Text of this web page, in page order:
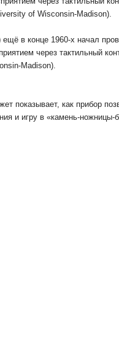
в конце 1960-х начал
через тактильный
Madison).
показывает, как прибор
и игру в «камень-ножницы-